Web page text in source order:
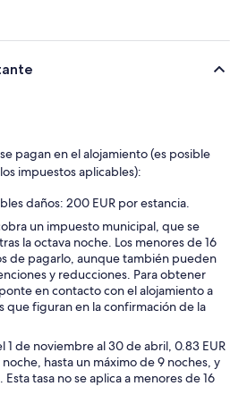
pagan en el alojamiento (es posible
impuestos aplicables):
daños: 200 EUR por estancia.
un impuesto municipal, que se
la octava noche. Los menores de 16
de pagarlo, aunque también pueden
y reducciones. Para obtener
en contacto con el alojamiento a
que figuran en la confirmación de la
1 de noviembre al 30 de abril, 0.83 EUR
hasta un máximo de 9 noches, y
Esta tasa no se aplica a menores de 16